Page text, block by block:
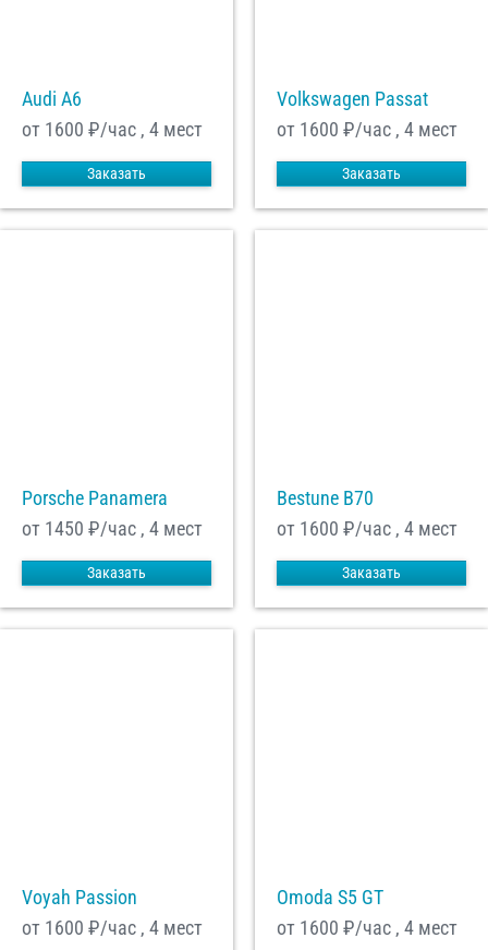
Audi A6
от 1600 ₽/час , 4 мест
Заказать
Volkswagen Passat
от 1600 ₽/час , 4 мест
Заказать
Porsche Panamera
от 1450 ₽/час , 4 мест
Заказать
Bestune B70
от 1600 ₽/час , 4 мест
Заказать
Voyah Passion
от 1600 ₽/час , 4 мест
Omoda S5 GT
от 1600 ₽/час , 4 мест